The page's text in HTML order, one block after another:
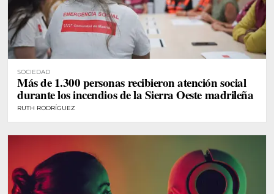
SOCIEDAD
Más de 1.300 personas recibieron atención social
durante los incendios de la Sierra Oeste madrileña
RUTH RODRÍGUEZ